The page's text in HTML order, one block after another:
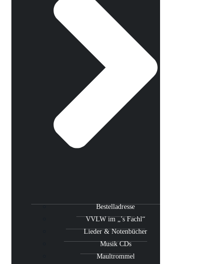
Bestelladresse
VVLW im „’s Fachl“
Lieder & Notenbücher
Musik CDs
Maultrommel